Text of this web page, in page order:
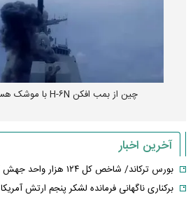
چین از بمب افکن H-۶N با موشک هسته‌ای رونمایی کرد
آخرین اخبار
بورس ترکاند/ شاخص کل ۱۲۴ هزار واحد جهش کرد و ۵.۵ میلیونی شد
برکناری ناگهانی فرمانده لشکر پنجم ارتش آمریکا